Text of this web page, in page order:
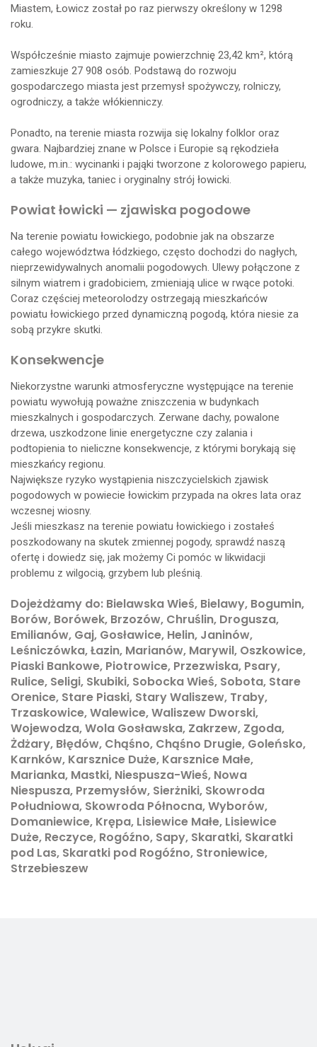
Miastem, Łowicz został po raz pierwszy określony w 1298
roku.
Współcześnie miasto zajmuje powierzchnię 23,42 km², którą
zamieszkuje 27 908 osób. Podstawą do rozwoju
gospodarczego miasta jest przemysł spożywczy, rolniczy,
ogrodniczy, a także włókienniczy.
Ponadto, na terenie miasta rozwija się lokalny folklor oraz
gwara. Najbardziej znane w Polsce i Europie są rękodzieła
ludowe, m.in.: wycinanki i pająki tworzone z kolorowego papieru,
a także muzyka, taniec i oryginalny strój łowicki.
Powiat łowicki — zjawiska pogodowe
Na terenie powiatu łowickiego, podobnie jak na obszarze
całego województwa łódzkiego, często dochodzi do nagłych,
nieprzewidywalnych anomalii pogodowych. Ulewy połączone z
silnym wiatrem i gradobiciem, zmieniają ulice w rwące potoki.
Coraz częściej meteorolodzy ostrzegają mieszkańców
powiatu łowickiego przed dynamiczną pogodą, która niesie za
sobą przykre skutki.
Konsekwencje
Niekorzystne warunki atmosferyczne występujące na terenie
powiatu wywołują poważne zniszczenia w budynkach
mieszkalnych i gospodarczych. Zerwane dachy, powalone
drzewa, uszkodzone linie energetyczne czy zalania i
podtopienia to nieliczne konsekwencje, z którymi borykają się
mieszkańcy regionu.
Największe ryzyko wystąpienia niszczycielskich zjawisk
pogodowych w powiecie łowickim przypada na okres lata oraz
wczesnej wiosny.
Jeśli mieszkasz na terenie powiatu łowickiego i zostałeś
poszkodowany na skutek zmiennej pogody, sprawdź naszą
ofertę i dowiedz się, jak możemy Ci pomóc w likwidacji
problemu z wilgocią, grzybem lub pleśnią.
Dojeżdżamy do: Bielawska Wieś, Bielawy, Bogumin,
Borów, Borówek, Brzozów, Chruślin, Drogusza,
Emilianów, Gaj, Gosławice, Helin, Janinów,
Leśniczówka, Łazin, Marianów, Marywil, Oszkowice,
Piaski Bankowe, Piotrowice, Przezwiska, Psary,
Rulice, Seligi, Skubiki, Sobocka Wieś, Sobota, Stare
Orenice, Stare Piaski, Stary Waliszew, Traby,
Trzaskowice, Walewice, Waliszew Dworski,
Wojewodza, Wola Gosławska, Zakrzew, Zgoda,
Żdżary, Błędów, Chąśno, Chąśno Drugie, Goleńsko,
Karnków, Karsznice Duże, Karsznice Małe,
Marianka, Mastki, Niespusza-Wieś, Nowa
Niespusza, Przemysłów, Sierżniki, Skowroda
Południowa, Skowroda Północna, Wyborów,
Domaniewice, Krępa, Lisiewice Małe, Lisiewice
Duże, Reczyce, Rogóźno, Sapy, Skaratki, Skaratki
pod Las, Skaratki pod Rogóźno, Stroniewice,
Strzebieszew